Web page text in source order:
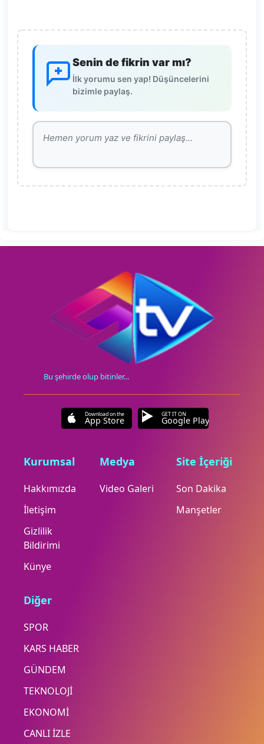
Senin de fikrin var mı?
İlk yorumu sen yap! Düşüncelerini
bizimle paylaş.
Bu şehirde olup bitinler...
Download on the
App Store
GET IT ON
Google Play
Kurumsal
Hakkımızda
İletişim
Gizlilik
Bildirimi
Künye
Medya
Video Galeri
Site İçeriği
Son Dakika
Manşetler
Diğer
SPOR
KARS HABER
GÜNDEM
TEKNOLOJİ
EKONOMİ
CANLI İZLE